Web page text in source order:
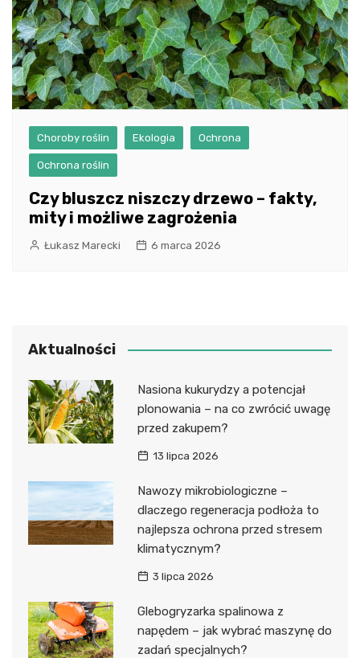
Choroby roślin Ekologia Ochrona
Ochrona roślin
Czy bluszcz niszczy drzewo – fakty,
mity i możliwe zagrożenia
Łukasz Marecki 6 marca 2026
Aktualności
Nasiona kukurydzy a potencjał
plonowania – na co zwrócić uwagę
przed zakupem?
13 lipca 2026
Nawozy mikrobiologiczne –
dlaczego regeneracja podłoża to
najlepsza ochrona przed stresem
klimatycznym?
3 lipca 2026
Glebogryzarka spalinowa z
napędem – jak wybrać maszynę do
zadań specjalnych?